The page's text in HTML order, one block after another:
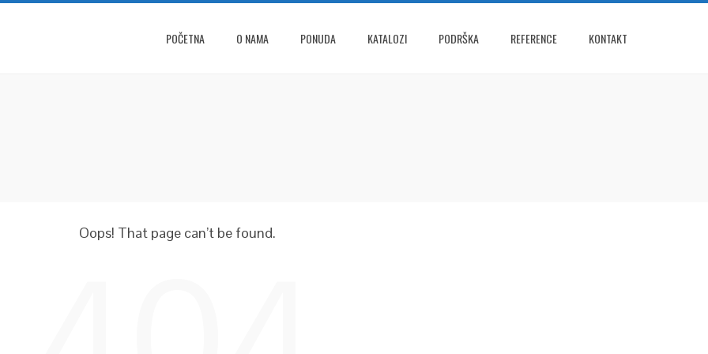
POČETNA O NAMA PONUDA KATALOZI PODRŠKA REFERENCE KONTAKT
Oops! That page can’t be found.